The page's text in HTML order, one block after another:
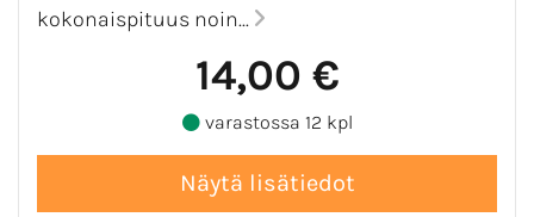
kokonaispituus noin...
14,00 €
varastossa 12 kpl